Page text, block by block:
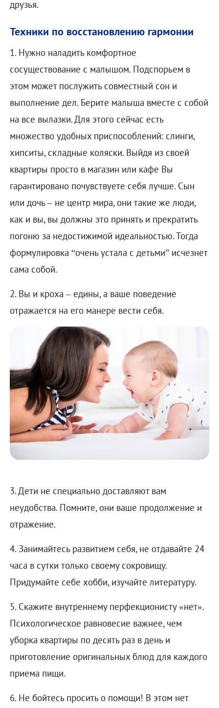
друзья.
Техники по восстановлению гармонии
1. Нужно наладить комфортное
сосуществование с малышом. Подспорьем в
этом может послужить совместный сон и
выполнение дел. Берите малыша вместе с собой
на все вылазки. Для этого сейчас есть
множество удобных приспособлений: слинги,
хипситы, складные коляски. Выйдя из своей
квартиры просто в магазин или кафе Вы
гарантировано почувствуете себя лучше. Сын
или дочь – не центр мира, они такие же люди,
как и вы, вы должны это принять и прекратить
погоню за недостижимой идеальностью. Тогда
формулировка “очень устала с детьми” исчезнет
сама собой.
2. Вы и кроха – едины, а ваше поведение
отражается на его манере вести себя.
3. Дети не специально доставляют вам
неудобства. Помните, они ваше продолжение и
отражение.
4. Занимайтесь развитием себя, не отдавайте 24
часа в сутки только своему сокровищу.
Придумайте себе хобби, изучайте литературу.
5. Скажите внутреннему перфекционисту «нет».
Психологическое равновесие важнее, чем
уборка квартиры по десять раз в день и
приготовление оригинальных блюд для каждого
приема пищи.
6. Не бойтесь просить о помощи! В этом нет